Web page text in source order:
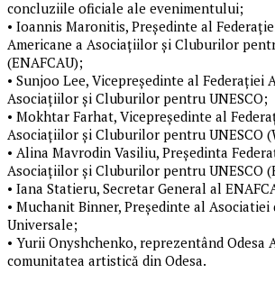
concluziile oficiale ale evenimentului;
•⁠ ⁠Ioannis Maronitis, Președinte al
Americane a Asociațiilor și Cluburilor
(ENAFCAU);
•⁠ ⁠Sunjoo Lee, Vicepreședinte al Federației
Asociațiilor și Cluburilor pentru UNESCO;
•⁠ ⁠Mokhtar Farhat, Vicepreședinte al
Asociațiilor și Cluburilor pentru UNESCO
•⁠ ⁠Alina Mavrodin Vasiliu, Președinta
Asociațiilor și Cluburilor pentru UNESCO
•⁠ ⁠Iana Statieru, Secretar General al
•⁠ ⁠Muchanit Binner, Președinte al
Universale;
•⁠ ⁠Yurii Onyshchenko, reprezentând Odesa
comunitatea artistică din Odesa.